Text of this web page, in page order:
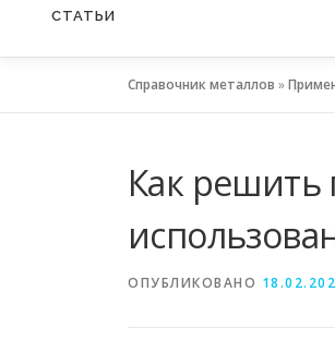
СТАТЬИ
Справочник металлов »
Как
ОПУБЛИКОВАНО